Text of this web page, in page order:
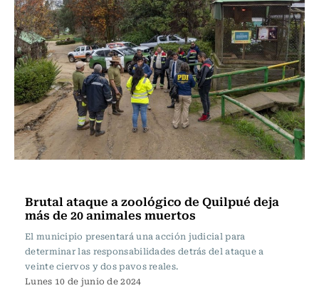
Brutal ataque a zoológico de Quilpué deja
más de 20 animales muertos
El municipio presentará una acción judicial para
determinar las responsabilidades detrás del ataque a
veinte ciervos y dos pavos reales.
Lunes 10 de junio de 2024